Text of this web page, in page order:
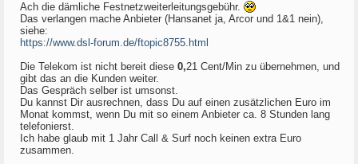
Ach die dämliche Festnetzweiterleitungsgebühr.
Das verlangen mache Anbieter (Hansanet ja, Arcor und 1&1 nein),
siehe:
https://www.dsl-forum.de/ftopic8755.html
Die Telekom ist nicht bereit diese 0,21 Cent/Min zu übernehmen, und
gibt das an die Kunden weiter.
Das Gespräch selber ist umsonst.
Du kannst Dir ausrechnen, dass Du auf einen zusätzlichen Euro im
Monat kommst, wenn Du mit so einem Anbieter ca. 8 Stunden lang
telefonierst.
Ich habe glaub mit 1 Jahr Call & Surf noch keinen extra Euro
zusammen.